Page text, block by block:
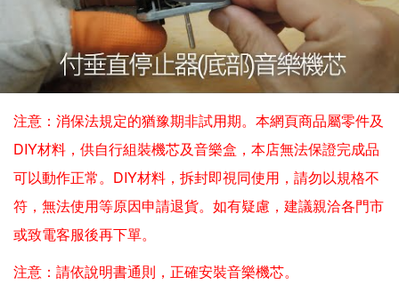
注意：消保法規定的猶豫期非試用期。本網頁商品屬零件及
DIY材料，供自行組裝機芯及音樂盒，本店無法保證完成品
可以動作正常。DIY材料，拆封即視同使用，請勿以規格不
符，無法使用等原因申請退貨。如有疑慮，建議親洽各門市
或致電客服後再下單。
注意：請依說明書通則，正確安裝音樂機芯。